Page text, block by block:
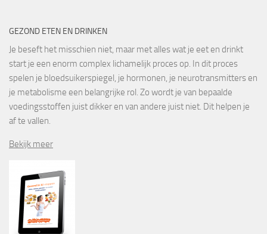
GEZOND ETEN EN DRINKEN
Je beseft het misschien niet, maar met alles wat je eet en drinkt
start je een enorm complex lichamelijk proces op. In dit proces
spelen je bloedsuikerspiegel, je hormonen, je neurotransmitters en
je metabolisme een belangrijke rol. Zo wordt je van bepaalde
voedingsstoffen juist dikker en van andere juist niet. Dit helpen je
af te vallen.
Bekijk meer